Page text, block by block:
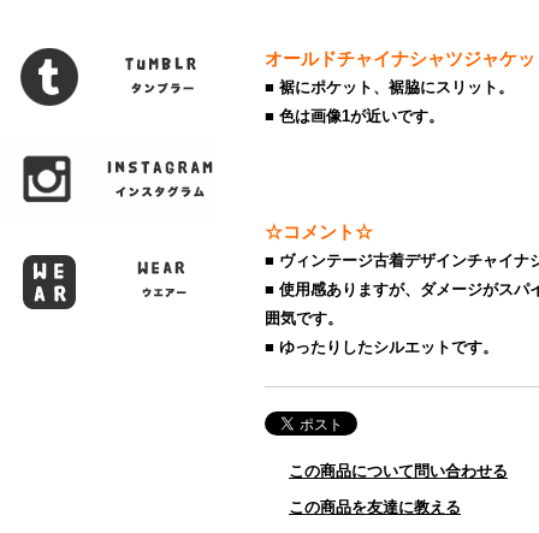
オールドチャイナシャツジャケ
■ 裾にポケット、裾脇にスリット。
■ 色は画像1が近いです。
☆コメント☆
■ ヴィンテージ古着デザインチャイナ
■ 使用感ありますが、ダメージがスパ
囲気です。
■ ゆったりしたシルエットです。
この商品について問い合わせる
この商品を友達に教える